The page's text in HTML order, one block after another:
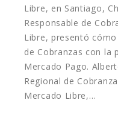
Libre, en Santiago,
Responsable de
Libre, presentó
de Cobranzas con la
Mercado Pago.
Regional de
Mercado Libre,…